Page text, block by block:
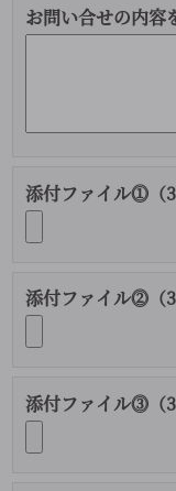
お問い合せの内容
添付ファイル⓵（
添付ファイル⓶（
添付ファイル⓷（